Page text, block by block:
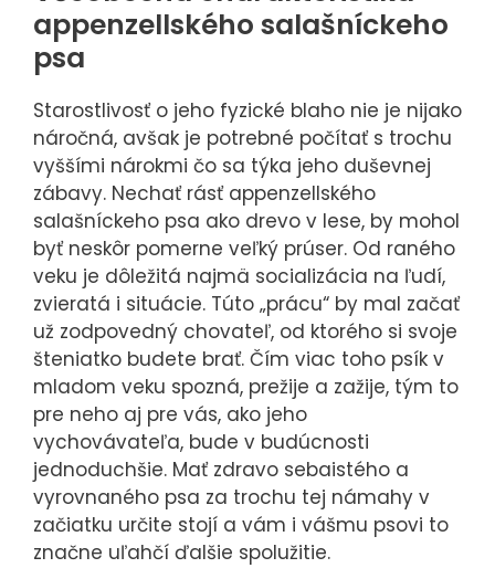
appenzellského salašníckeho
psa
Starostlivosť o jeho fyzické blaho nie je nijako
náročná, avšak je potrebné počítať s trochu
vyššími nárokmi čo sa týka jeho duševnej
zábavy. Nechať rásť appenzellského
salašníckeho psa ako drevo v lese, by mohol
byť neskôr pomerne veľký prúser. Od raného
veku je dôležitá najmä socializácia na ľudí,
zvieratá i situácie. Túto „prácu“ by mal začať
už zodpovedný chovateľ, od ktorého si svoje
šteniatko budete brať. Čím viac toho psík v
mladom veku spozná, prežije a zažije, tým to
pre neho aj pre vás, ako jeho
vychovávateľa, bude v budúcnosti
jednoduchšie. Mať zdravo sebaistého a
vyrovnaného psa za trochu tej námahy v
začiatku určite stojí a vám i vášmu psovi to
značne uľahčí ďalšie spolužitie.